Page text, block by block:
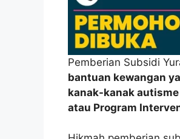
Pemberian Subsidi
bantuan kewangan
kanak-kanak
atau Program